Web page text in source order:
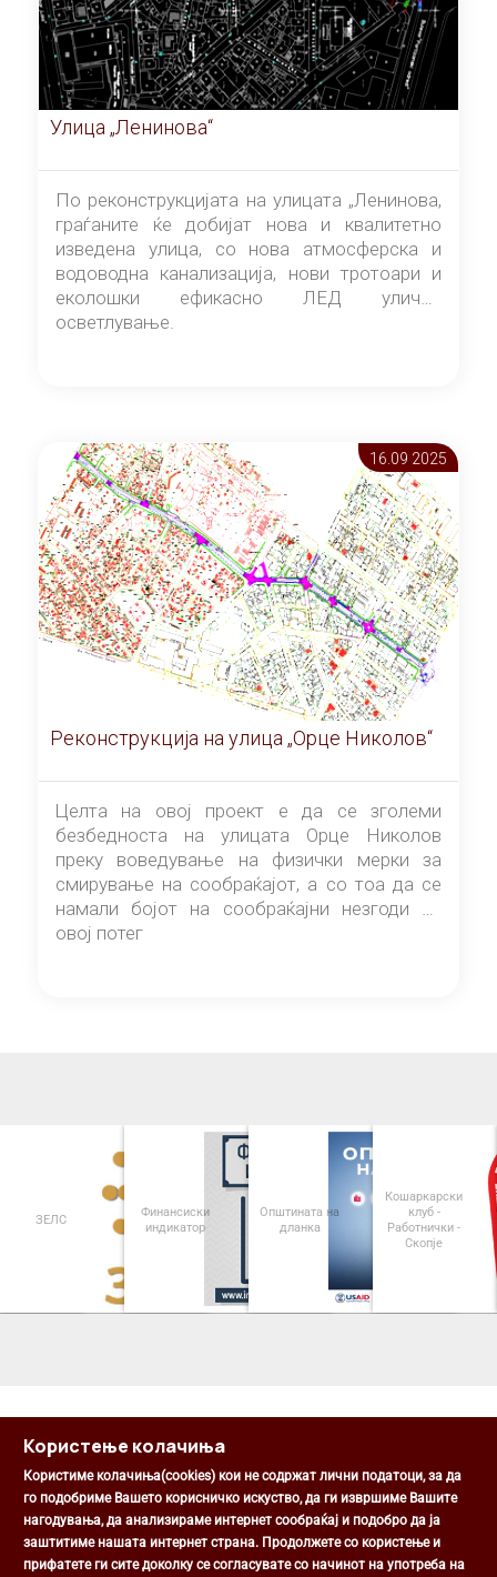
Улица „Ленинова“
По реконструкцијата на улицата „Ленинова,
граѓаните ќе добијат нова и квалитетно
изведена улица, со нова атмосферска и
водоводна канализација, нови тротоари и
еколошки ефикасно ЛЕД улично
осветлување.
16.09 2025
Реконструкција на улица „Орце Николов“
Целта на овој проект е да се зголеми
безбедноста на улицата Орце Николов
преку воведување на физички мерки за
смирување на сообраќајот, а со тоа да се
намали бојот на сообраќајни незгоди на
овој потег
ЗЕЛС
Финансиски
индикатор
Општината на
дланка
Кошаркарски
клуб -
Работнички -
Скопје
Општина Центар
Михаил Цоков бр. 1, Скопје
Користење колачиња
Користиме колачиња(cookies) кои не содржат лични податоци, за да
го подобриме Вашето корисничко искуство, да ги извршиме Вашите
нагодувања, да анализираме интернет сообраќај и подобро да ја
заштитиме нашата интернет страна. Продолжете со користење и
прифатете ги сите доколку се согласувате со начинот на употреба на